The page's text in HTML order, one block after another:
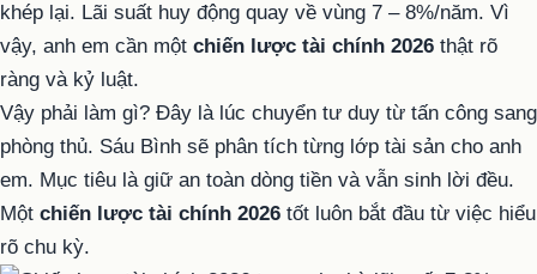
khép lại. Lãi suất huy động quay về vùng 7 – 8%/năm. Vì
vậy, anh em cần một chiến lược tài chính 2026 thật rõ
ràng và kỷ luật.
Vậy phải làm gì? Đây là lúc chuyển tư duy từ tấn công sang
phòng thủ. Sáu Bình sẽ phân tích từng lớp tài sản cho anh
em. Mục tiêu là giữ an toàn dòng tiền và vẫn sinh lời đều.
Một chiến lược tài chính 2026 tốt luôn bắt đầu từ việc hiểu
rõ chu kỳ.